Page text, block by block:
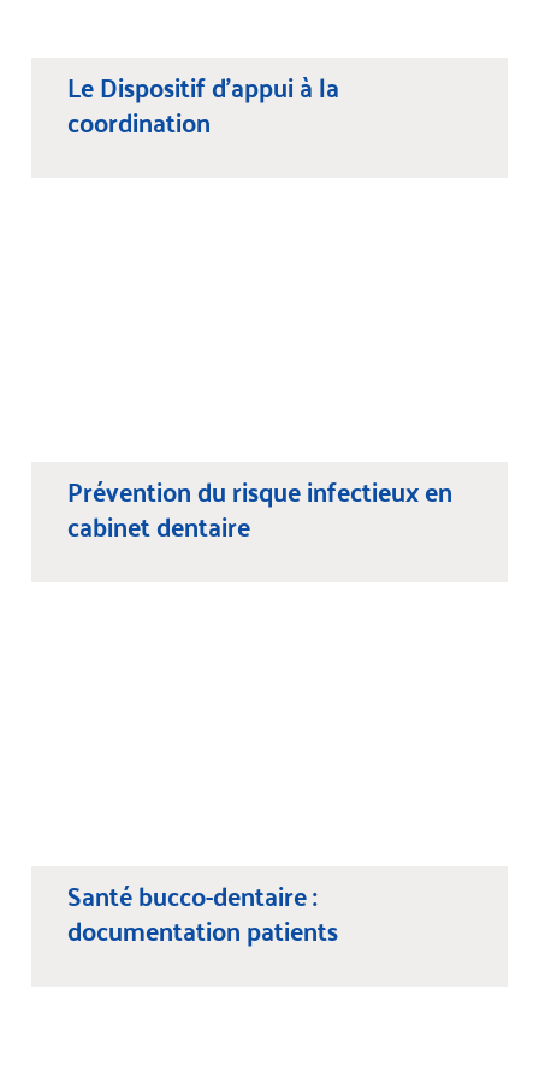
Le Dispositif d'appui à la
coordination
Prévention du risque infectieux en
cabinet dentaire
Santé bucco-dentaire :
documentation patients